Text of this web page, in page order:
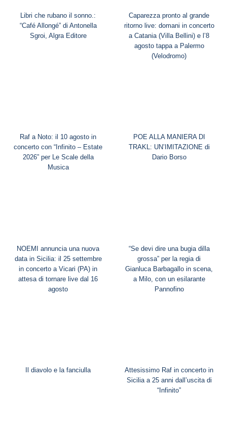
Libri che rubano il sonno.:
“Café Allongé” di Antonella
Sgroi, Algra Editore
Caparezza pronto al grande
ritorno live: domani in concerto
a Catania (Villa Bellini) e l’8
agosto tappa a Palermo
(Velodromo)
Raf a Noto: il 10 agosto in
concerto con “Infinito – Estate
2026” per Le Scale della
Musica
POE ALLA MANIERA DI
TRAKL: UN’IMITAZIONE di
Dario Borso
NOEMI annuncia una nuova
data in Sicilia: il 25 settembre
in concerto a Vicari (PA) in
attesa di tornare live dal 16
agosto
“Se devi dire una bugia dilla
grossa” per la regia di
Gianluca Barbagallo in scena,
a Milo, con un esilarante
Pannofino
Il diavolo e la fanciulla
Attesissimo Raf in concerto in
Sicilia a 25 anni dall’uscita di
“Infinito”